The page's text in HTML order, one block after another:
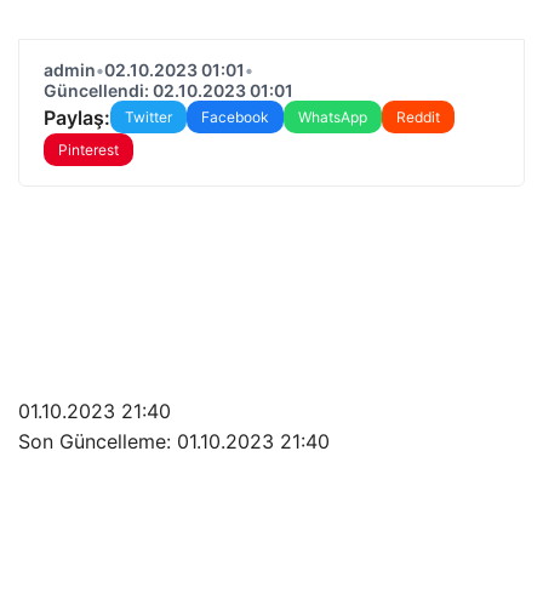
admin•02.10.2023 01:01•
Güncellendi: 02.10.2023 01:01
Paylaş: Twitter Facebook WhatsApp
Reddit
Pinterest
01.10.2023 21:40
Son Güncelleme: 01.10.2023 21:40